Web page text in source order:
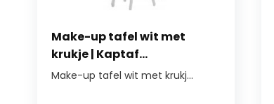
Make-up tafel wit met
krukje | Kaptaf...
Make-up tafel wit met krukj...